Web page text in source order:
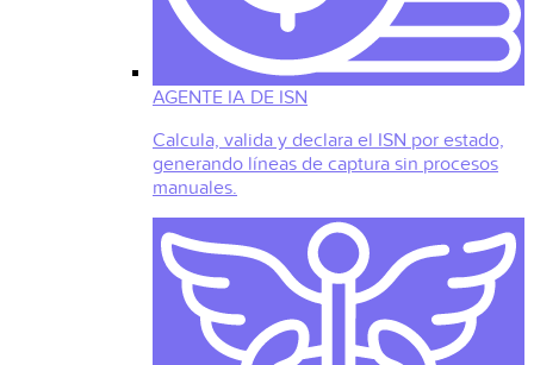
AGENTE IA DE ISN
Calcula, valida y declara el ISN por estado,
generando líneas de captura sin procesos
manuales.